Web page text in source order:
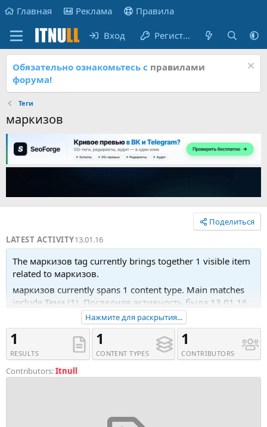
Главная Реклама Правила
Вход Регистрация
Обязательно ознакомьтесь с правилами
форума!
Теги
маркизов
Поделиться
LATEST ACTIVITY13.01.16
The маркизов tag currently brings together 1 visible item
related to маркизов.
маркизов currently spans 1 content type. Main matches
include Тема (1). Последняя активность была 13.01.16
Recent tagged content includes Тема 'Маркизов -
Денежное расширение (2015)'.
Нажмите для раскрытия...
1
RESULTS
1
CONTENT TYPES
1
CONTRIBUTORS
Contributors:Itnull